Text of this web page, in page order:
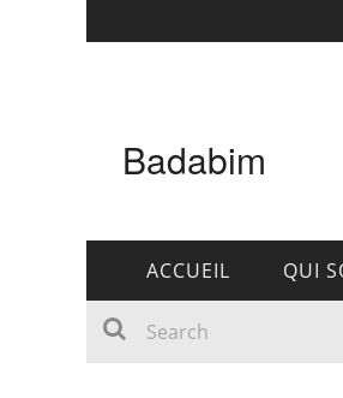
Badabim
ACCUEIL QUI